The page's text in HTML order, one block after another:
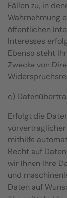
Fällen zu, in
Wahrnehmung
öffentlichen
Interesses
Ebenso steht
Zwecke von
c)
Erfolgt die
vorvertraglicher
mithilfe
Recht auf
wir Ihnen Ihre
und
Daten auf